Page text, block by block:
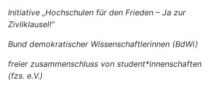
Initiative „Hochschulen für den Frieden – Ja zur
Zivilklausel!“
Bund demokratischer Wissenschaftlerinnen (BdWi)
freier zusammenschluss von student*innenschaften
(fzs. e.V.)